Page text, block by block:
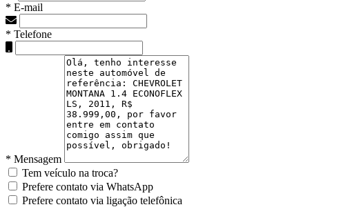
* E-mail
* Telefone
* Mensagem
Tem veículo na troca?
Prefere contato via WhatsApp
Prefere contato via ligação telefônica